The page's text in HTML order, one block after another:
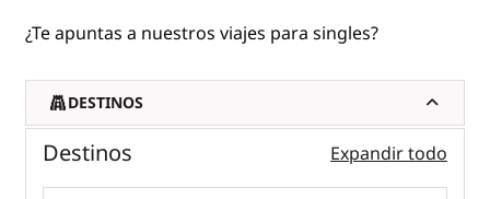
¿Te apuntas a nuestros viajes para singles?
DESTINOS
Destinos Expandir todo